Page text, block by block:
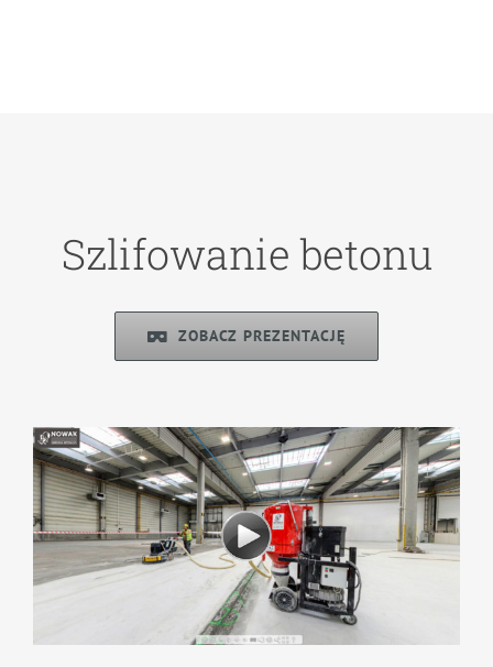
Szlifowanie betonu
ZOBACZ PREZENTACJĘ